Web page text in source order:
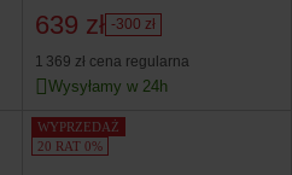
dąb april
639 zł -300 zł
1 369 zł cena regularna
Wysyłamy w 24h
WYPRZEDAŻ
20 RAT 0%